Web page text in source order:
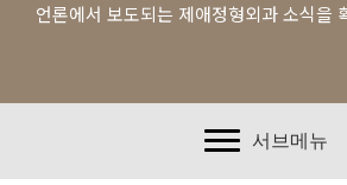
언론에서 보도되는 제애정형외과 소식을
서브메뉴